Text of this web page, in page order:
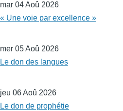
mar 04 Aoû 2026
« Une voie par excellence »
mer 05 Aoû 2026
Le don des langues
jeu 06 Aoû 2026
Le don de prophétie